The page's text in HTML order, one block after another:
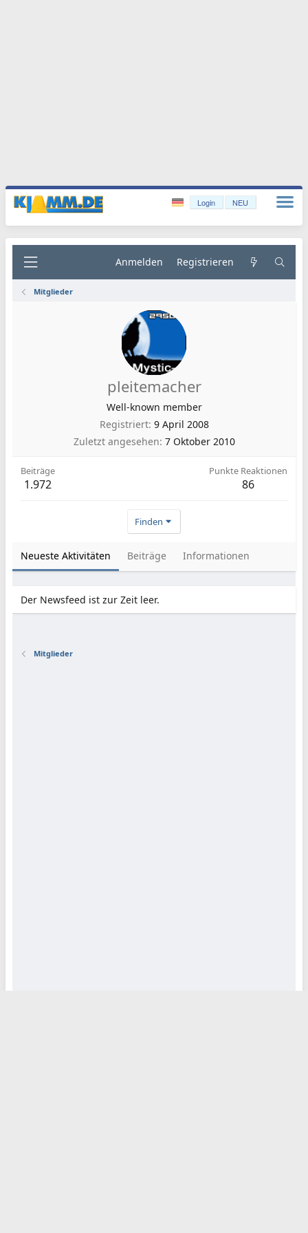
Login NEU
Anmelden Registrieren
Mitglieder
pleitemacher
Well-known member
Registriert 9 April 2008
Zuletzt angesehen 7 Oktober 2010
Beiträge
1.972
Punkte Reaktionen
86
Finden
Neueste Aktivitäten Beiträge Informationen
Der Newsfeed ist zur Zeit leer.
Mitglieder